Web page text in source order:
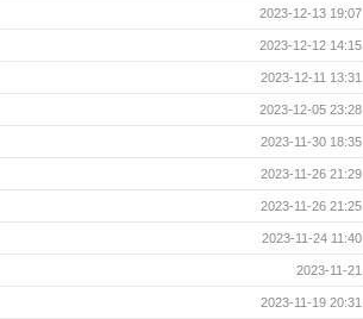
2023-12-13 19:07
2023-12-12 14:15
2023-12-11 13:31
2023-12-05 23:28
2023-11-30 18:35
2023-11-26 21:29
2023-11-26 21:25
2023-11-24 11:40
2023-11-21
2023-11-19 20:31